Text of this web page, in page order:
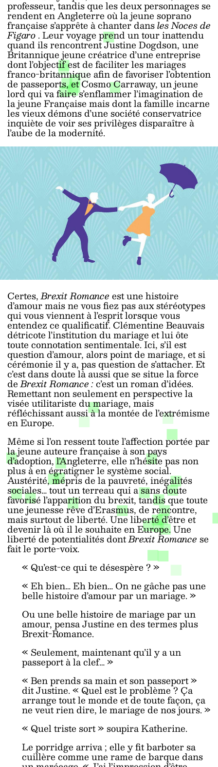
professeur, tandis que les deux personnages se
rendent en Angleterre où la jeune soprano
française s’apprête à chanter dansles Noces de
Figaro. Leur voyage prend un tour inattendu
quand ils rencontrent Justine Dogdson, une
Britannique jeune créatrice d’une entreprise
dont l’objectif est de faciliter les mariages
franco-britannique afin de favoriser l’obtention
de passeports, et Cosmo Carraway, un jeune
lord qui va faire s’enflammer l’imagination de
la jeune Française mais dont la famille incarne
les vieux démons d’une société conservatrice
inquiète de voir ses privilèges disparaître à
l’aube de la modernité.
Certes,Brexit Romanceest une histoire
d’amour mais ne vous fiez pas aux stéréotypes
qui vous viennent à l’esprit lorsque vous
entendez ce qualificatif. Clémentine Beauvais
détricote l’institution du mariage et lui ôte
toute connotation sentimentale. Ici, s’il est
question d’amour, alors point de mariage, et si
cérémonie il y a, pas question de s’attacher. Et
c’est dans doute là aussi que se situe la force
deBrexit Romance :c’est un roman d’idées.
Remettant non seulement en perspective la
visée utilitariste du mariage, mais
réfléchissant aussi à la montée de l’extrémisme
en Europe.
Même si l’on ressent toute l’affection portée par
la jeune auteure française à son pays
d’adoption, l’Angleterre, elle n’hésite pas non
plus à en égratigner le système social.
Austérité, mépris de la pauvreté, inégalités
sociales… tout un terreau qui a sans doute
favorisé l’apparition du brexit, tandis que toute
une jeunesse rêve d’Erasmus, de rencontre,
mais surtout de liberté. Une liberté d’être et
devenir là où il le souhaite en Europe. Une
liberté de potentialités dontBrexit Romance se
fait le porte-voix.
« Qu’est-ce qui te désespère ? »
« Eh bien… Eh bien… On ne gâche pas une
belle histoire d’amour par un mariage. »
Ou une belle histoire de mariage par un
amour, pensa Justine en des termes plus
Brexit-Romance.
« Seulement, maintenant qu’il y a un
passeport à la clef… »
« Ben prends sa main et son passeport »
dit Justine. « Quel est le problème ? Ça
arrange tout le monde et de toute façon, ça
ne veut rien dire, le mariage de nos jours. »
« Quel triste sort » soupira Katherine.
Le porridge arriva ; elle y fit barboter sa
cuillère comme une rame de barque dans